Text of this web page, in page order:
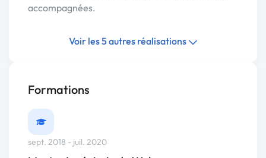
accompagnées.
Voir les 5 autres réalisations
Formations
sept. 2018 - juil. 2020